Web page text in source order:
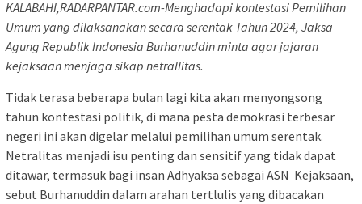
KALABAHI,RADARPANTAR.com-Menghadapi kontestasi Pemilihan
Umum yang dilaksanakan secara serentak Tahun 2024, Jaksa
Agung Republik Indonesia Burhanuddin minta agar jajaran
kejaksaan menjaga sikap netrallitas.
Tidak terasa beberapa bulan lagi kita akan menyongsong
tahun kontestasi politik, di mana pesta demokrasi terbesar
negeri ini akan digelar melalui pemilihan umum serentak.
Netralitas menjadi isu penting dan sensitif yang tidak dapat
ditawar, termasuk bagi insan Adhyaksa sebagai ASN Kejaksaan,
sebut Burhanuddin dalam arahan tertlulis yang dibacakan